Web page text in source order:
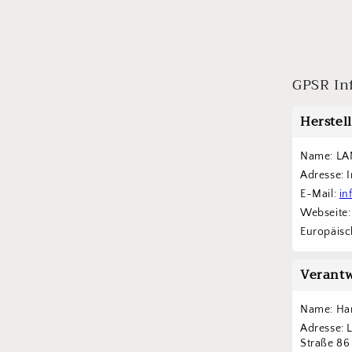
GPSR
Name:
Adresse:
E-Mail:
Webseite:
Name:
Adresse:
Straße